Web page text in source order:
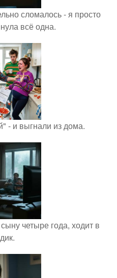
сломалось - я просто
всё одна.
- и выгнали из дома.
четыре года, ходит в